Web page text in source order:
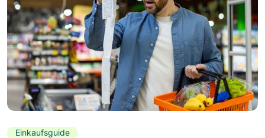
Einkaufsguide